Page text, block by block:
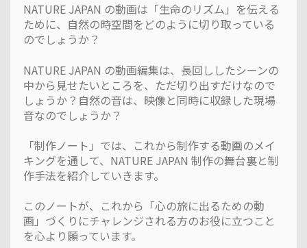
NATURE JAPAN の動画は「生命のリズム」を伝える
ために、自然の時空間をどのように切り取っている
のでしょうか？
NATURE JAPAN の動画編集は、長回ししたシーンの
中から見せたいところを、ただ切り出すだけなので
しょうか？自然の音は、映像と同時に収録した現場
音なのでしょうか？
「制作ノート」では、これから制作する動画のメイ
キングを通して、NATURE JAPAN 制作の舞台裏と制
作手法を紹介していきます。
このノートが、これから「心の旅に出るための動
画」づくりにチャレンジされる方のお役に立つこと
を心より願っています。